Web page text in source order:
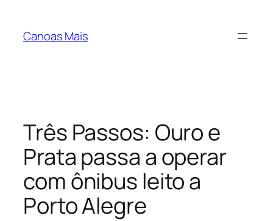
Canoas Mais
Três Passos: Ouro e
Prata passa a operar
com ônibus leito a
Porto Alegre